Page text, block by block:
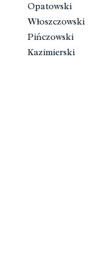
Opatowski
Włoszczowski
Pińczowski
Kazimierski